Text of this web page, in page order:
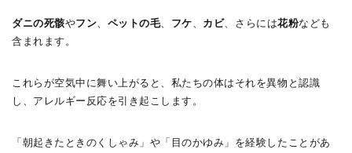
ダニの死骸やフン ペットの毛、 フケ カビ、さらには花粉なども
含まれます。
これらが空気中に舞い上がると、私たちの体はそれを異物と認識
し、アレルギー反応を引き起こします。
「朝起きたときのくしゃみ」や「目のかゆみ」を経験したことがあ